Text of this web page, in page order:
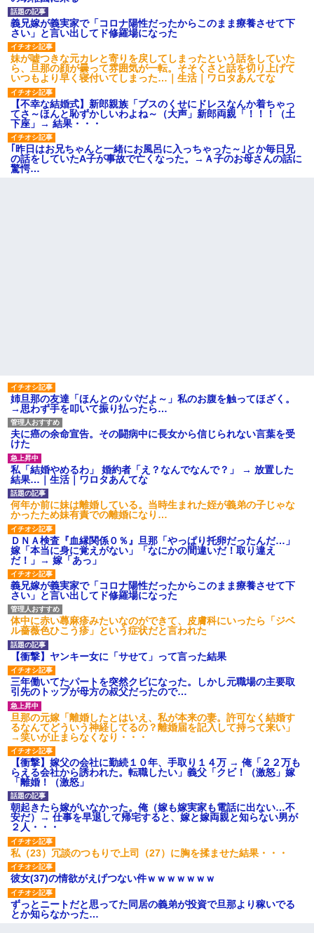
義兄嫁が義実家で「コロナ陽性だったからこのまま療養させて下
さい」と言い出してド修羅場になった
妹が嘘つきな元カレと寄りを戻してしまったという話をしていた
ら、旦那の顔が曇って雰囲気が一転。そそくさと話を切り上げて
いつもより早く寝付いてしまった…｜生活｜ワロタあんてな
【不幸な結婚式】新郎親族「ブスのくせにドレスなんか着ちゃっ
てさ～ほんと恥ずかしいわよね～（大声」新郎両親「！！！（土
下座」→ 結果・・・
｢昨日はお兄ちゃんと一緒にお風呂に入っちゃった～｣とか毎日兄
の話をしていたA子が事故で亡くなった。→Ａ子のお母さんの話に
驚愕…
姉旦那の友達「ほんとのパパだよ～」私のお腹を触ってほざく。
→思わず手を叩いて振り払ったら…
夫に癌の余命宣告。その闘病中に長女から信じられない言葉を受
けた
私「結婚やめるわ」 婚約者「え？なんでなんで？」 → 放置した
結果…｜生活｜ワロタあんてな
何年か前に妹は離婚している。当時生まれた姪が義弟の子じゃな
かったため妹有責での離婚になり…
ＤＮＡ検査『血縁関係０％』旦那「やっぱり托卵だったんだ…」
嫁「本当に身に覚えがない」「なにかの間違いだ！取り違え
だ！」→ 嫁「あっ」
義兄嫁が義実家で「コロナ陽性だったからこのまま療養させて下
さい」と言い出してド修羅場になった
体中に赤い蕁麻疹みたいなのができて、皮膚科にいったら「ジベ
ル薔薇色ひこう疹」という症状だと言われた
【衝撃】ヤンキー女に「サせて」って言った結果
三年働いてたパートを突然クビになった。しかし元職場の主要取
引先のトップが母方の叔父だったので…
旦那の元嫁「離婚したとはいえ、私が本来の妻。許可なく結婚す
るなんてどういう神経してるの？離婚届を記入して持って来い」
→笑いが止まらなくなり・・・
【衝撃】嫁父の会社に勤続１０年、手取り１４万 → 俺「２２万も
らえる会社から誘われた。転職したい」義父「クビ！（激怒」嫁
「離婚！（激怒」
朝起きたら嫁がいなかった。俺（嫁も嫁実家も電話に出ない…不
安だ）→ 仕事を早退して帰宅すると、嫁と嫁両親と知らない男が
２人・・・
私（23）冗談のつもりで上司（27）に胸を揉ませた結果・・・
彼女(37)の情欲がえげつない件ｗｗｗｗｗｗｗ
ずっとニートだと思ってた同居の義弟が投資で旦那より稼いでる
とか知らなかった…